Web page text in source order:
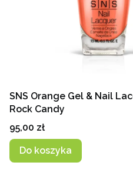
SNS Orange Gel & Nail
Rock Candy
Cena
95,00 zł
Do koszyka